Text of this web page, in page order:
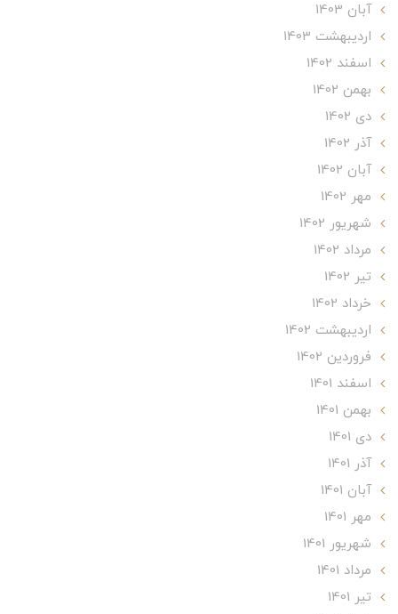
آبان 1403
ارديبهشت 1403
اسفند 1402
بهمن 1402
دی 1402
آذر 1402
آبان 1402
مهر 1402
شهریور 1402
مرداد 1402
تير 1402
خرداد 1402
ارديبهشت 1402
فروردین 1402
اسفند 1401
بهمن 1401
دی 1401
آذر 1401
آبان 1401
مهر 1401
شهریور 1401
مرداد 1401
تير 1401